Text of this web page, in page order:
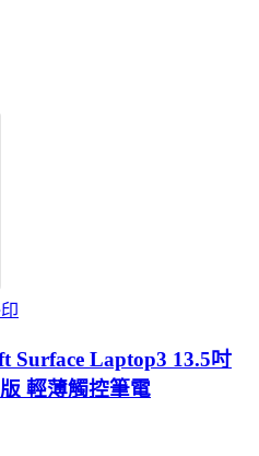
Surface Laptop3 13.5吋
輕薄觸控筆電